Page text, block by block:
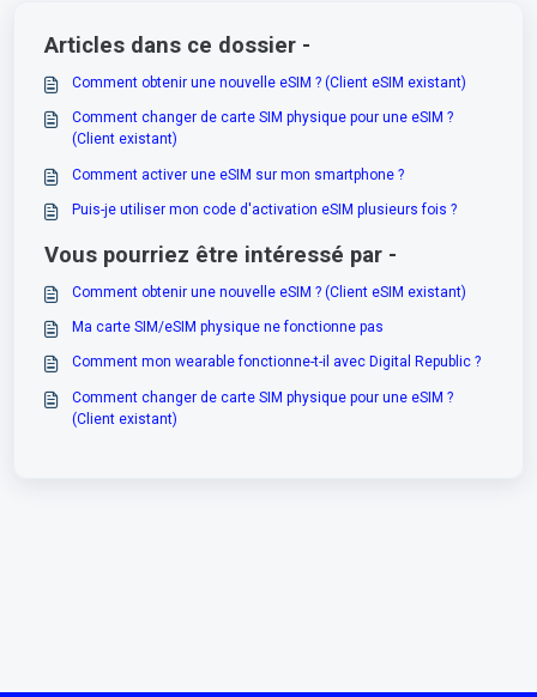
Articles dans ce dossier -
Comment obtenir une nouvelle eSIM ? (Client eSIM existant)
Comment changer de carte SIM physique pour une eSIM ?
(Client existant)
Comment activer une eSIM sur mon smartphone ?
Puis-je utiliser mon code d'activation eSIM plusieurs fois ?
Vous pourriez être intéressé par -
Comment obtenir une nouvelle eSIM ? (Client eSIM existant)
Ma carte SIM/eSIM physique ne fonctionne pas
Comment mon wearable fonctionne-t-il avec Digital Republic ?
Comment changer de carte SIM physique pour une eSIM ?
(Client existant)